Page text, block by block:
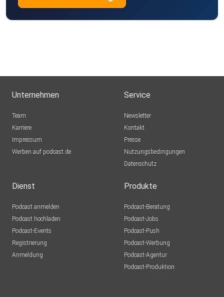
Unternehmen
Team
Karriere
Impressum
Werben auf podcast.de
Service
Newsletter
Kontakt
Presse
Nutzungsbedingungen
Datenschutz
Dienst
Podcast anmelden
Podcast hochladen
Podcast-Events
Registrierung
Anmeldung
Produkte
Podcast-Beratung
Podcast-Jobs
Podcast-Push
Podcast-Werbung
Podcast-Agentur
Podcast-Produktion